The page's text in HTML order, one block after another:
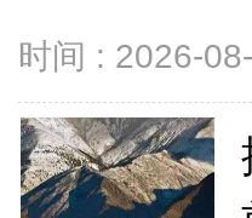
时间 : 2026-